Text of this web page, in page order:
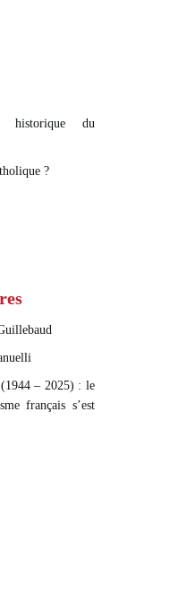
historique du
?
– 2025) : le
français s’est